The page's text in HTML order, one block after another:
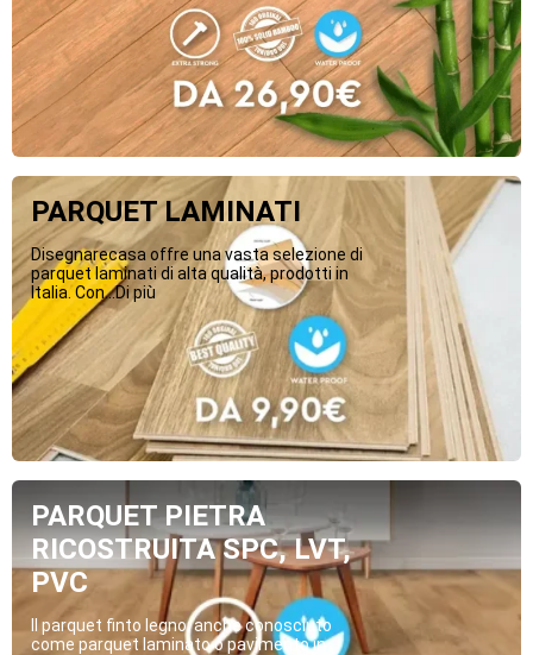
PARQUET LAMINATI
Disegnarecasa offre una vasta selezione di
parquet laminati di alta qualità, prodotti in
Italia. Con...Di più
PARQUET PIETRA
RICOSTRUITA SPC, LVT,
PVC
Il parquet finto legno, anche conosciuto
come parquet laminato o pavimento in